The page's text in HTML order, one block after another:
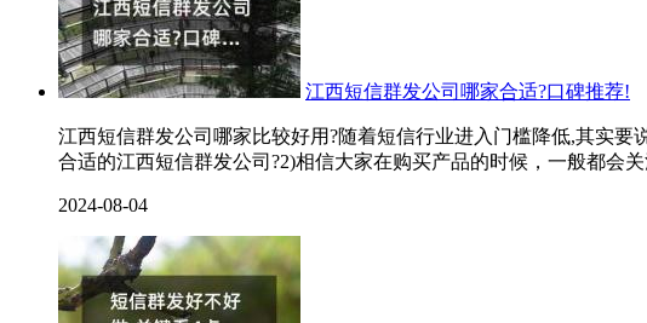
江西短信群发公司哪家合适?口碑推荐!
江西短信群发公司哪家比较好用?随着短信行业进入门槛降低,其实
合适的江西短信群发公司?2)相信大家在购买产品的时候，一般都会
2024-08-04